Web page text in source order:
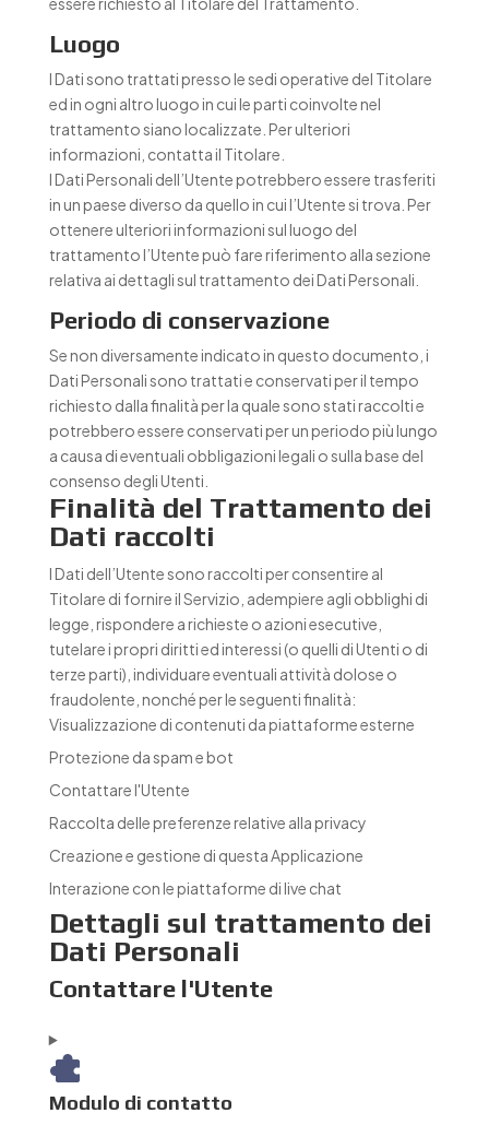
Luogo
I Dati sono trattati presso le sedi operative del Titolare
ed in ogni altro luogo in cui le parti coinvolte nel
trattamento siano localizzate. Per ulteriori
informazioni, contatta il Titolare.
I Dati Personali dell’Utente potrebbero essere trasferiti
in un paese diverso da quello in cui l’Utente si trova. Per
ottenere ulteriori informazioni sul luogo del
trattamento l’Utente può fare riferimento alla sezione
relativa ai dettagli sul trattamento dei Dati Personali.
Periodo di conservazione
Se non diversamente indicato in questo documento, i
Dati Personali sono trattati e conservati per il tempo
richiesto dalla finalità per la quale sono stati raccolti e
potrebbero essere conservati per un periodo più lungo
a causa di eventuali obbligazioni legali o sulla base del
consenso degli Utenti.
Finalità del Trattamento dei
Dati raccolti
I Dati dell’Utente sono raccolti per consentire al
Titolare di fornire il Servizio, adempiere agli obblighi di
legge, rispondere a richieste o azioni esecutive,
tutelare i propri diritti ed interessi (o quelli di Utenti o di
terze parti), individuare eventuali attività dolose o
fraudolente, nonché per le seguenti finalità:
Visualizzazione di contenuti da piattaforme esterne
Protezione da spam e bot
Contattare l'Utente
Raccolta delle preferenze relative alla privacy
Creazione e gestione di questa Applicazione
Interazione con le piattaforme di live chat
Dettagli sul trattamento dei
Dati Personali
Contattare l'Utente
Modulo di contatto